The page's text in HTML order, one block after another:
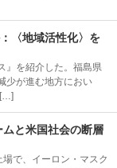
〈地域活性化〉を
』を紹介した。福島県
少が進む地方におい
ムと米国社会の断層
で、イーロン・マスク